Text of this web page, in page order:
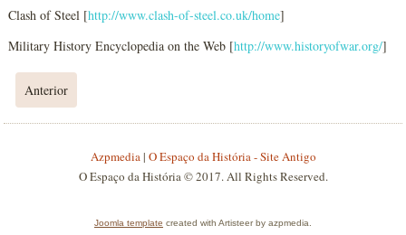
Clash of Steel [http://www.clash-of-steel.co.uk/home]
Military History Encyclopedia on the Web [http://www.historyofwar.org/]
Anterior
Azpmedia| O Espaço da História - Site Antigo
O Espaço da História © 2017. All Rights Reserved.
Joomla template created with Artisteer by azpmedia.